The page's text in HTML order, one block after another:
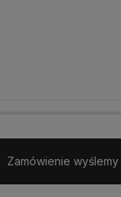
Zamówienie